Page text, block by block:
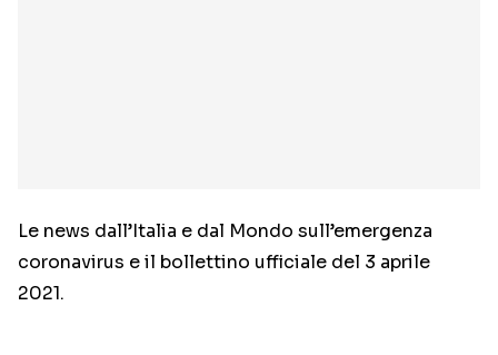
Le news dall’Italia e dal Mondo sull’emergenza
coronavirus e il bollettino ufficiale del 3 aprile
2021.